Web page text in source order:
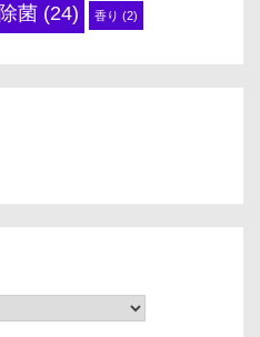
除菌 (24) 香り (2)